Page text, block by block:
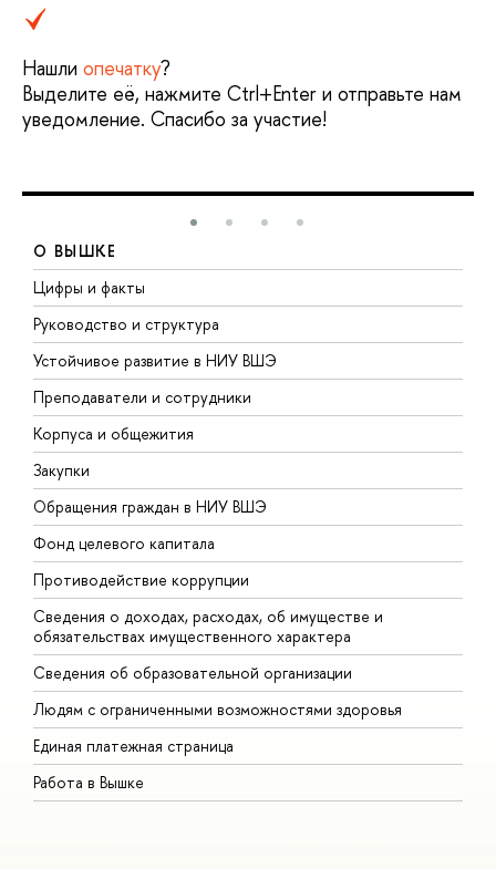
Нашли опечатку?
Выделите её, нажмите Ctrl+Enter и отправьте нам
уведомление. Спасибо за участие!
О ВЫШКЕ
Цифры и факты
Руководство и структура
Устойчивое развитие в НИУ ВШЭ
Преподаватели и сотрудники
Корпуса и общежития
Закупки
Обращения граждан в НИУ ВШЭ
Фонд целевого капитала
Противодействие коррупции
Сведения о доходах, расходах, об имуществе и
обязательствах имущественного характера
Сведения об образовательной организации
Людям с ограниченными возможностями здоровья
Единая платежная страница
Работа в Вышке